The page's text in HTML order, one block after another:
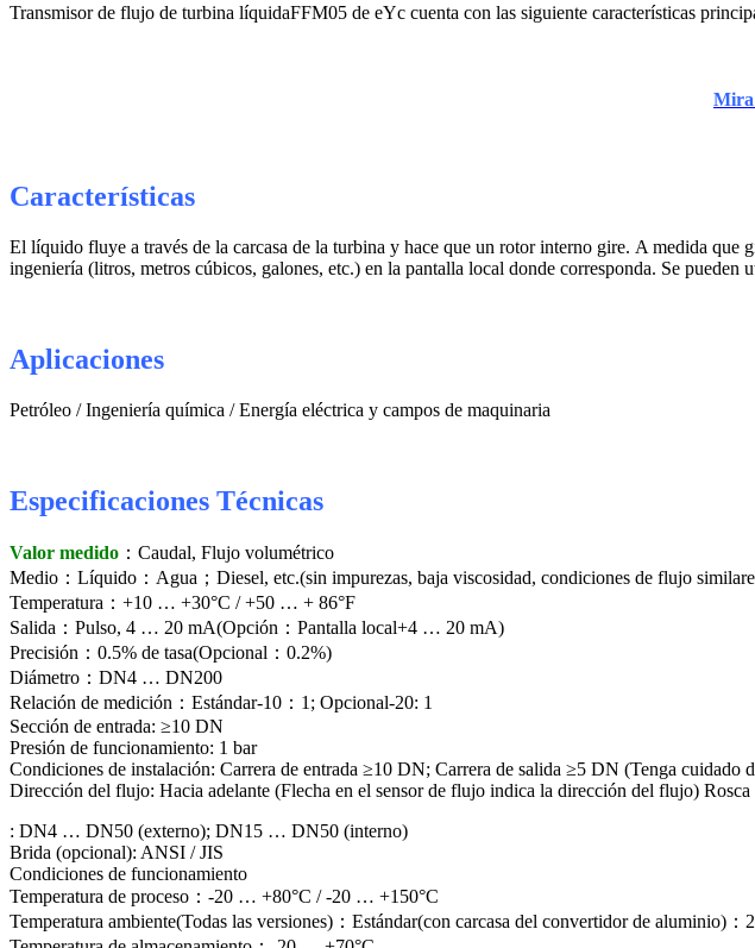
Transmisor de flujo de turbina líquidaFFM05 de eYc cuenta con las siguiente características
Mira
Características
El líquido fluye a través de la carcasa de la turbina y hace que un rotor interno gire. A medida que
ingeniería (litros, metros cúbicos, galones, etc.) en la pantalla local donde corresponda. Se
Aplicaciones
Petróleo / Ingeniería química / Energía eléctrica y campos de maquinaria
Especificaciones Técnicas
Valor medido ：Caudal, Flujo volumétrico
Medio：Líquido：Agua；Diesel, etc.(sin impurezas, baja viscosidad, condiciones de flujo
Temperatura：+10 … +30°C / +50 … + 86°F
Salida：Pulso, 4 … 20 mA(Opción：Pantalla local+4 … 20 mA)
Precisión：0.5% de tasa(Opcional：0.2%)
Diámetro：DN4 … DN200
Relación de medición：Estándar-10：1; Opcional-20: 1
Sección de entrada: ≥10 DN
Presión de funcionamiento: 1 bar
Condiciones de instalación: Carrera de entrada ≥10 DN; Carrera de salida ≥5 DN (Tenga cuidado
Dirección del flujo: Hacia adelante (Flecha en el sensor de flujo indica la dirección del flujo) Rosca
: DN4 … DN50 (externo); DN15 … DN50 (interno)
Brida (opcional): ANSI / JIS
Condiciones de funcionamiento
Temperatura de proceso：-20 … +80°C / -20 … +150°C
Temperatura ambiente(Todas las versiones)：Estándar(con carcasa del convertidor de aluminio)